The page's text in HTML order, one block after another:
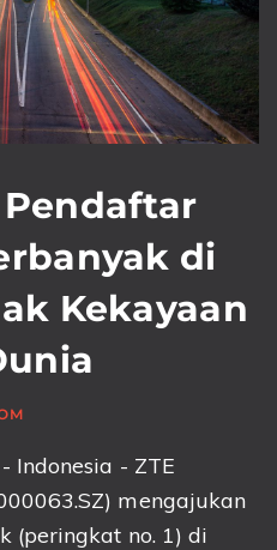
di
Kekayaan
Indonesia - ZTE
mengajukan
(peringkat no. 1) di